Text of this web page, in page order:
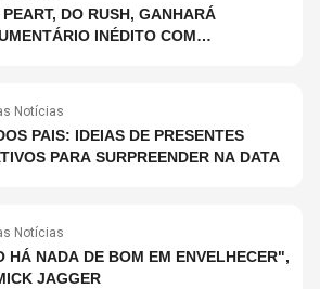
DO RUSH, GANHARÁ
INÉDITO COM
Notícias
IDEIAS DE PRESENTES
PARA SURPREENDER NA DATA
Notícias
HÁ NADA DE BOM EM ENVELHECER",
JAGGER